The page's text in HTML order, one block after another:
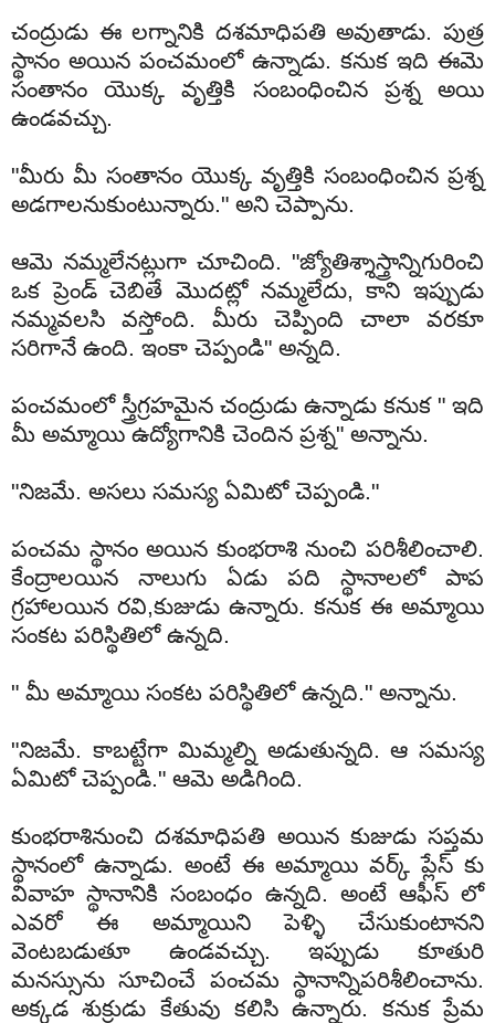
చంద్రుడు ఈ లగ్నానికి దశమాధిపతి అవుతాడు. పుత్ర
స్థానం అయిన పంచమంలో ఉన్నాడు. కనుక ఇది ఈమె
సంతానం యొక్క వృత్తికి సంబంధించిన ప్రశ్న అయి
ఉండవచ్చు.
"మీరు మీ సంతానం యొక్క వృత్తికి సంబంధించిన ప్రశ్న
అడగాలనుకుంటున్నారు." అని చెప్పాను.
ఆమె నమ్మలేనట్లుగా చూచింది. "జ్యోతిశ్శాస్త్రాన్నిగురించి
ఒక ప్రెండ్ చెబితే మొదట్లో నమ్మలేదు, కాని ఇప్పుడు
నమ్మవలసి వస్తోంది. మీరు చెప్పింది చాలా వరకూ
సరిగానే ఉంది. ఇంకా చెప్పండి" అన్నది.
పంచమంలో స్త్రీగ్రహమైన చంద్రుడు ఉన్నాడు కనుక " ఇది
మీ అమ్మాయి ఉద్యోగానికి చెందిన ప్రశ్న" అన్నాను.
"నిజమే. అసలు సమస్య ఏమిటో చెప్పండి."
పంచమ స్థానం అయిన కుంభరాశి నుంచి పరిశీలించాలి.
కేంద్రాలయిన నాలుగు ఏడు పది స్థానాలలో పాప
గ్రహాలయిన రవి,కుజుడు ఉన్నారు. కనుక ఈ అమ్మాయి
సంకట పరిస్థితిలో ఉన్నది.
" మీ అమ్మాయి సంకట పరిస్థితిలో ఉన్నది." అన్నాను.
"నిజమే. కాబట్టేగా మిమ్మల్ని అడుతున్నది. ఆ సమస్య
ఏమిటో చెప్పండి." ఆమె అడిగింది.
కుంభరాశినుంచి దశమాధిపతి అయిన కుజుడు సప్తమ
స్థానంలో ఉన్నాడు. అంటే ఈ అమ్మాయి వర్క్ ప్లేస్ కు
వివాహ స్థానానికి సంబంధం ఉన్నది. అంటే ఆఫీస్ లో
ఎవరో ఈ అమ్మాయిని పెళ్ళి చేసుకుంటానని
వెంటబడుతూ ఉండవచ్చు. ఇప్పుడు కూతురి
మనస్సును సూచించే పంచమ స్థానాన్నిపరిశీలించాను.
అక్కడ శుక్రుడు కేతువు కలిసి ఉన్నారు. కనుక ప్రేమ